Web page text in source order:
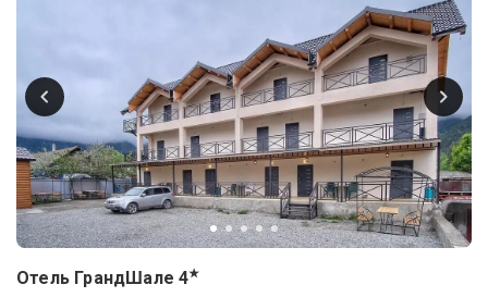
Отель ГрандШале 4★